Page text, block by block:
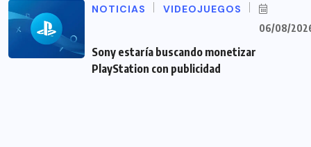
NOTICIAS VIDEOJUEGOS
06/08/
Sony estaría buscando monetizar
PlayStation con publicidad